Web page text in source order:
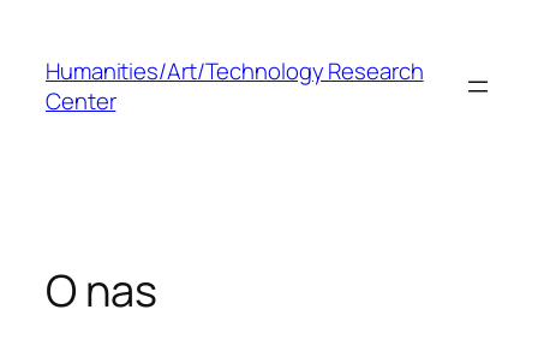
treściHumanities/Art/Technology Research
Center
O nas